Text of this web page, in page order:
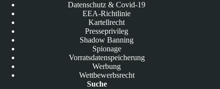
Datenschutz & Covid-19
EEA-Richtlinie
Kartellrecht
Presseprivileg
Shadow Banning
Spionage
Vorratsdatenspeicherung
Werbung
Wettbewerbsrecht
Suche